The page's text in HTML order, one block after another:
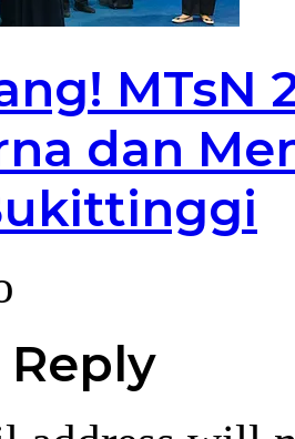
MTsN
dan
Reply